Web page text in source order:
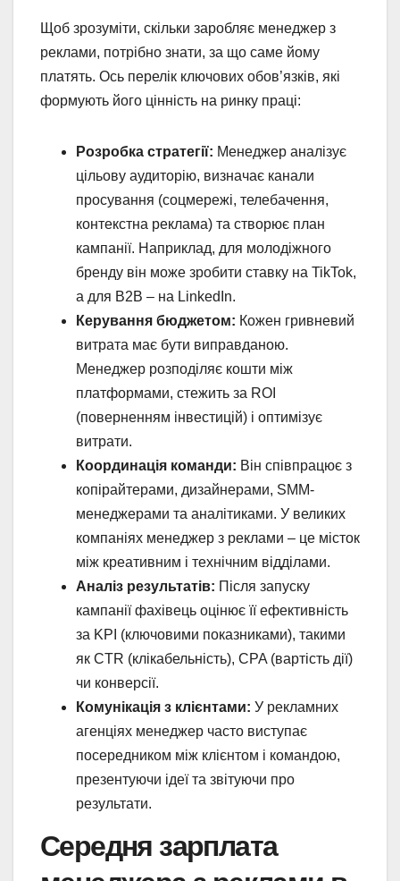
Щоб зрозуміти, скільки заробляє менеджер з
реклами, потрібно знати, за що саме йому
платять. Ось перелік ключових обов’язків, які
формують його цінність на ринку праці:
Розробка стратегії: Менеджер аналізує
цільову аудиторію, визначає канали
просування (соцмережі, телебачення,
контекстна реклама) та створює план
кампанії. Наприклад, для молодіжного
бренду він може зробити ставку на TikTok,
а для B2B – на LinkedIn.
Керування бюджетом: Кожен гривневий
витрата має бути виправданою.
Менеджер розподіляє кошти між
платформами, стежить за ROI
(поверненням інвестицій) і оптимізує
витрати.
Координація команди: Він співпрацює з
копірайтерами, дизайнерами, SMM-
менеджерами та аналітиками. У великих
компаніях менеджер з реклами – це місток
між креативним і технічним відділами.
Аналіз результатів: Після запуску
кампанії фахівець оцінює її ефективність
за KPI (ключовими показниками), такими
як CTR (клікабельність), CPA (вартість дії)
чи конверсії.
Комунікація з клієнтами: У рекламних
агенціях менеджер часто виступає
посередником між клієнтом і командою,
презентуючи ідеї та звітуючи про
результати.
Середня зарплата